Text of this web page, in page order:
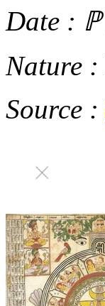
Date : ℙ
Nature :
Source :